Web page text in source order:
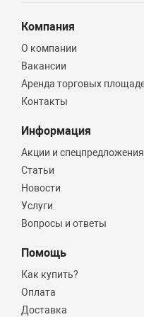
Компания
О компании
Вакансии
Аренда торговых
Контакты
Информация
Акции и спецпредложения
Статьи
Новости
Услуги
Вопросы и ответы
Помощь
Как купить?
Оплата
Доставка